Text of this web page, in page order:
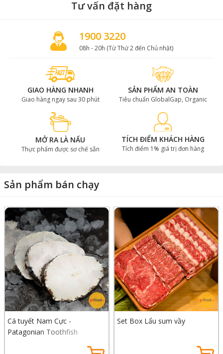
Tư vấn đặt hàng
1900 3220
08h - 20h (Từ Thứ 2 đến Chủ nhật)
GIAO HÀNG NHANH
Giao hàng ngay sau 30 phút
SẢN PHẨM AN TOÀN
Tiêu chuẩn GlobalGap, Organic
MỞ RA LÀ NẤU
Thực phẩm được sơ chế sẵn
TÍCH ĐIỂM KHÁCH HÀNG
Tích điểm 1% giá trị đơn hàng
Sản phẩm bán chạy
Cá tuyết Nam Cực -
Patagonian Toothfish
Set Box Lẩu sum vầy